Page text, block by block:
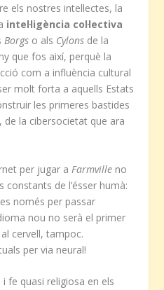
els nostres intel·lectes, la
intel·ligència col·lectiva
Borgs o als Cylons de la
que fos així, perquè la
com a influència cultural
molt forta a aquells Estats
les primeres bastides
de la cibersocietat que ara
per jugar a Farmville no
constants de l’ésser humà:
només per passar
nou no serà el primer
cervell, tampoc.
per via neural!
fe quasi religiosa en els